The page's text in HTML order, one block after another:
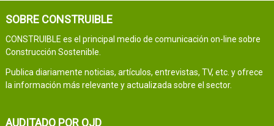
SOBRE CONSTRUIBLE
CONSTRUIBLE es el principal medio de comunicación on-line sobre
Construcción Sostenible.
Publica diariamente noticias, artículos, entrevistas, TV, etc. y ofrece
la información más relevante y actualizada sobre el sector.
AUDITADO POR OJD